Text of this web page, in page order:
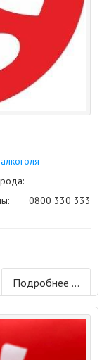
0800 330 333
Подробнее ...